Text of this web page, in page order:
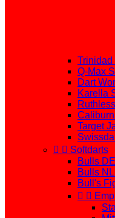
Trinidad
Q-Max
Dart
Karella
Target
  Softdarts
Bulls
Bulls
Bull's
 